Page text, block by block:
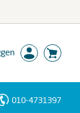
010-4731397